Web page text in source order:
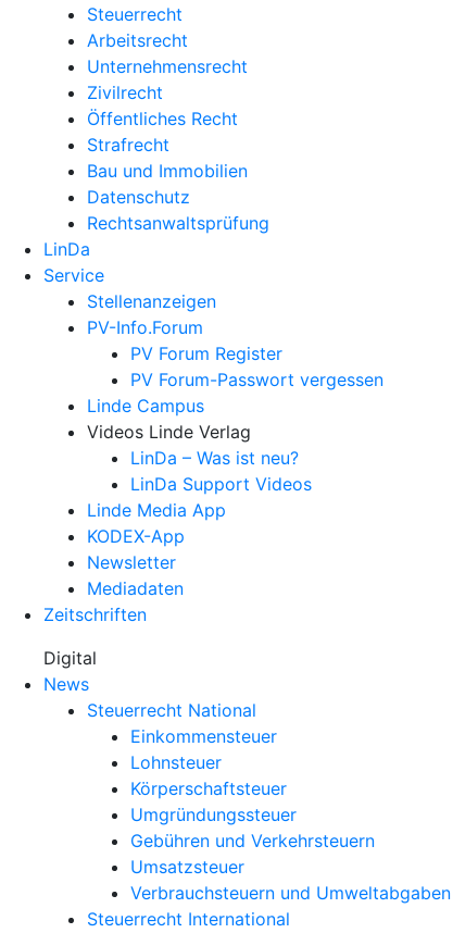
Steuerrecht
Arbeitsrecht
Unternehmens­recht
Zivilrecht
Öffentliches Recht
Strafrecht
Bau und Immobilien
Datenschutz
Rechtsanwalts­prüfung
LinDa
Service
Stellenanzeigen
PV-Info.Forum
PV Forum Register
PV Forum-Passwort vergessen
Linde Campus
Videos Linde Verlag
LinDa – Was ist neu?
LinDa Support Videos
Linde Media App
KODEX-App
Newsletter
Mediadaten
Zeitschriften
Digital
News
Steuerrecht National
Einkommensteuer
Lohnsteuer
Körperschaftsteuer
Umgründungssteuer
Gebühren und Verkehrsteuern
Umsatzsteuer
Verbrauchsteuern und Umweltabgaben
Steuerrecht International